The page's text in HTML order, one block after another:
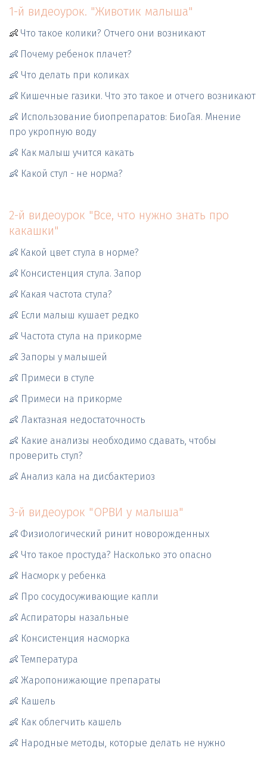
1-й видеоурок. "Животик малыша"
👶 Что такое колики? Отчего они возникают
👶 Почему ребенок плачет?
👶 Что делать при коликах
👶 Кишечные газики. Что это такое и отчего возникают
👶 Использование биопрепаратов: БиоГая. Мнение
про укропную воду
👶 Как малыш учится какать
👶 Какой стул - не норма?
2-й видеоурок "Все, что нужно знать про
какашки"
👶 Какой цвет стула в норме?
👶 Консистенция стула. Запор
👶 Какая частота стула?
👶 Если малыш кушает редко
👶 Частота стула на прикорме
👶 Запоры у малышей
👶 Примеси в стуле
👶 Примеси на прикорме
👶 Лактазная недостаточность
👶 Какие анализы необходимо сдавать, чтобы
проверить стул?
👶 Анализ кала на дисбактериоз
3-й видеоурок "ОРВИ у малыша"
👶 Физиологический ринит новорожденных
👶 Что такое простуда? Насколько это опасно
👶 Насморк у ребенка
👶 Про сосудосуживающие капли
👶 Аспираторы назальные
👶 Консистенция насморка
👶 Температура
👶 Жаропонижающие препараты
👶 Кашель
👶 Как облегчить кашель
👶 Народные методы, которые делать не нужно